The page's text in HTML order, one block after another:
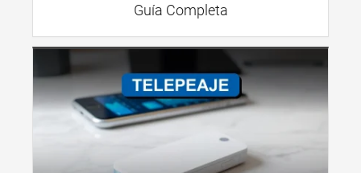
Guía Completa